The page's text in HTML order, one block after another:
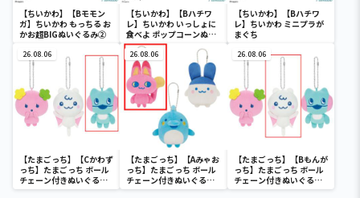
【ちいかわ】【Bモモン
ガ】ちいかわ もっちる お
かお超BIGぬいぐるみ②
【ちいかわ】【Bハチワ
レ】ちいかわ いっしょに
食べよ ポップコーンぬい
ぐるみ
【ちいかわ】【Bハチワ
レ】ちいかわ ミニプラが
まぐち
26.08.06
【たまごっち】【Cかわず
っち】たまごっち ボール
チェーン付きぬいぐるみ
～Tamagotchi
26.08.06
【たまごっち】【Aみゃお
っち】たまごっち ボール
チェーン付きぬいぐるみ
～Tamagotchi
26.08.06
【たまごっち】【Bもんが
っち】たまごっち ボール
チェーン付きぬいぐるみ
～Tamagotchi